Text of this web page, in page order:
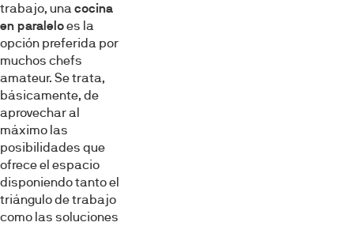
trabajo, unacocina
en paraleloes la
opción preferida por
muchos chefs
amateur. Se trata,
básicamente, de
aprovechar al
máximo las
posibilidades que
ofrece el espacio
disponiendo tanto el
triángulo de trabajo
como las soluciones